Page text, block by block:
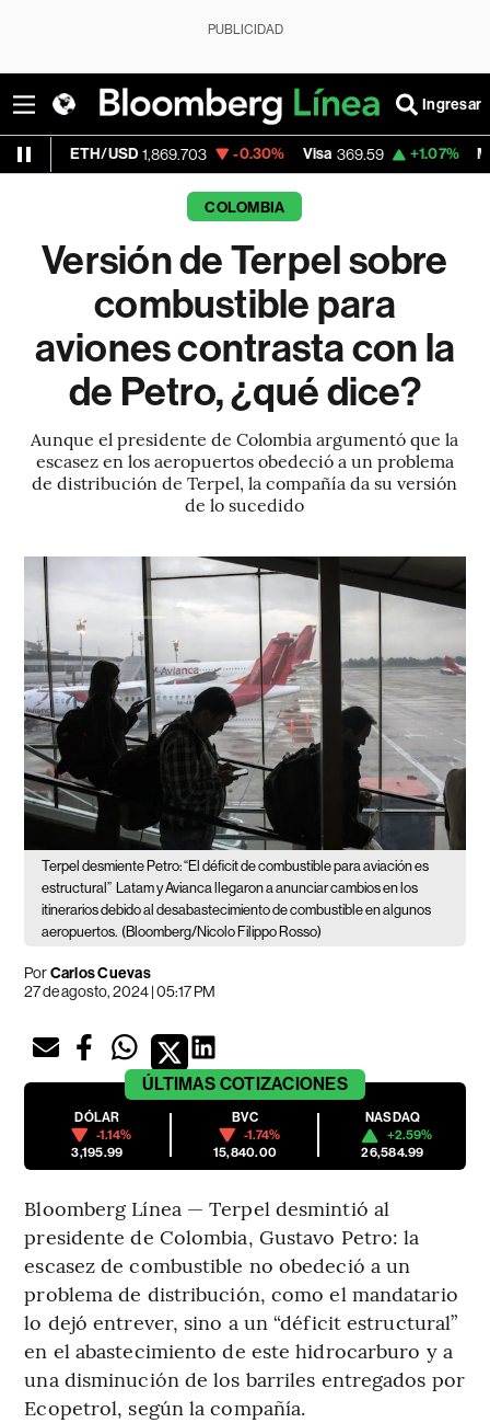
PUBLICIDAD
Ingresar
1,869.703 -0.30% Visa 369.59 +1.07% MercadoLibre
COLOMBIA
Versión de Terpel sobre
combustible para
aviones contrasta con la
de Petro, ¿qué dice?
Aunque el presidente de Colombia argumentó que la
escasez en los aeropuertos obedeció a un problema
de distribución de Terpel, la compañía da su versión
de lo sucedido
Terpel desmiente Petro: “El déficit de combustible para aviación es
estructural” Latam y Avianca llegaron a anunciar cambios en los
itinerarios debido al desabastecimiento de combustible en algunos
aeropuertos. (Bloomberg/Nicolo Filippo Rosso)
PorCarlos Cuevas
27 de agosto, 2024 | 05:17 PM
ÚLTIMAS COTIZACIONES
DÓLAR
-1.14%
3,195.99
BVC
-1.74%
15,840.00
NASDAQ
+2.59%
26,584.99
Bloomberg Línea — Terpel desmintió al
presidente de Colombia, Gustavo Petro: la
escasez de combustible no obedeció a un
problema de distribución, como el mandatario
lo dejó entrever, sino a un “déficit estructural”
en el abastecimiento de este hidrocarburo y a
una disminución de los barriles entregados por
Ecopetrol, según la compañía.